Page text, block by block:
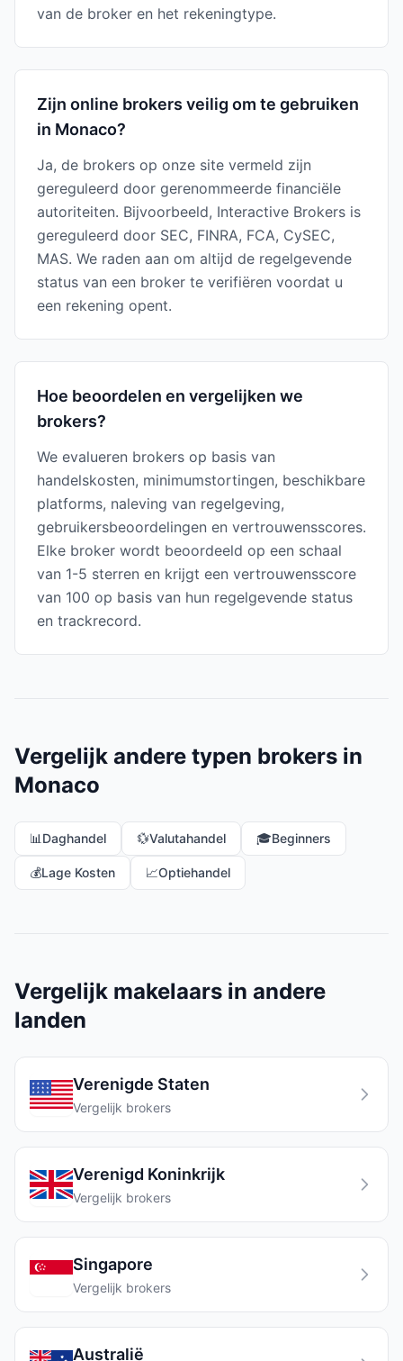
van de broker en het rekeningtype.
Zijn online brokers veilig om te gebruiken
in Monaco?
Ja, de brokers op onze site vermeld zijn
gereguleerd door gerenommeerde financiële
autoriteiten. Bijvoorbeeld, Interactive Brokers is
gereguleerd door SEC, FINRA, FCA, CySEC,
MAS. We raden aan om altijd de regelgevende
status van een broker te verifiëren voordat u
een rekening opent.
Hoe beoordelen en vergelijken we
brokers?
We evalueren brokers op basis van
handelskosten, minimumstortingen, beschikbare
platforms, naleving van regelgeving,
gebruikersbeoordelingen en vertrouwensscores.
Elke broker wordt beoordeeld op een schaal
van 1-5 sterren en krijgt een vertrouwensscore
van 100 op basis van hun regelgevende status
en trackrecord.
Vergelijk andere typen brokers in
Monaco
📊 Daghandel 💱Valutahandel 🎓Beginners
💰Lage Kosten 📈Optiehandel
Vergelijk makelaars in andere
landen
Verenigde Staten
Vergelijk brokers
Verenigd Koninkrijk
Vergelijk brokers
Singapore
Vergelijk brokers
Australië